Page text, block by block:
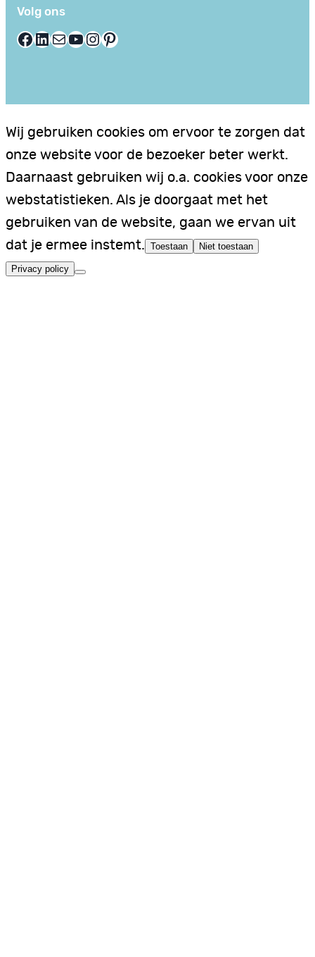
Volg ons
Facebook LinkedIn E-mail YouTube InstagramPinterest
Wij gebruiken cookies om ervoor te zorgen dat
onze website voor de bezoeker beter werkt.
Daarnaast gebruiken wij o.a. cookies voor onze
webstatistieken. Als je doorgaat met het
gebruiken van de website, gaan we ervan uit
dat je ermee instemt. Toestaan Niet toestaan
Privacy policy